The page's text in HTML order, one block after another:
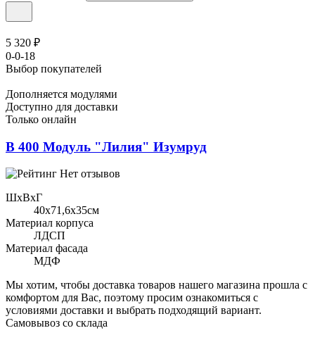
5 320 ₽
0-0-18
Выбор покупателей
Дополняется модулями
Доступно для доставки
Только онлайн
В 400 Модуль "Лилия" Изумруд
Нет отзывов
ШхВхГ
40x71,6х35см
Материал корпуса
ЛДСП
Материал фасада
МДФ
Мы хотим, чтобы доставка товаров нашего магазина прошла с
комфортом для Вас, поэтому просим ознакомиться с
условиями доставки и выбрать подходящий вариант.
Самовывоз со склада